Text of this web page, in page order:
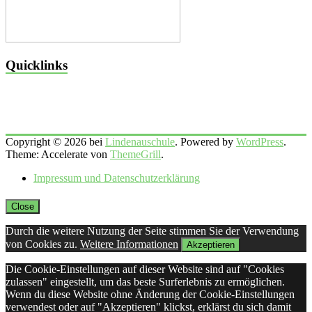
Quicklinks
Copyright © 2026 bei Lindenauschule. Powered by WordPress.
Theme: Accelerate von ThemeGrill.
Impressum und Datenschutzerklärung
Close
Durch die weitere Nutzung der Seite stimmen Sie der Verwendung
von Cookies zu. Weitere Informationen Akzeptieren
Die Cookie-Einstellungen auf dieser Website sind auf "Cookies
zulassen" eingestellt, um das beste Surferlebnis zu ermöglichen.
Wenn du diese Website ohne Änderung der Cookie-Einstellungen
verwendest oder auf "Akzeptieren" klickst, erklärst du sich damit